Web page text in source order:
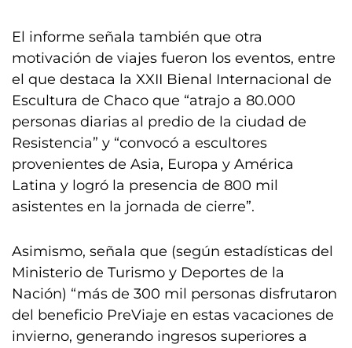
El informe señala también que otra
motivación de viajes fueron los eventos, entre
el que destaca la XXII Bienal Internacional de
Escultura de Chaco que “atrajo a 80.000
personas diarias al predio de la ciudad de
Resistencia” y “convocó a escultores
provenientes de Asia, Europa y América
Latina y logró la presencia de 800 mil
asistentes en la jornada de cierre”.
Asimismo, señala que (según estadísticas del
Ministerio de Turismo y Deportes de la
Nación) “más de 300 mil personas disfrutaron
del beneficio PreViaje en estas vacaciones de
invierno, generando ingresos superiores a